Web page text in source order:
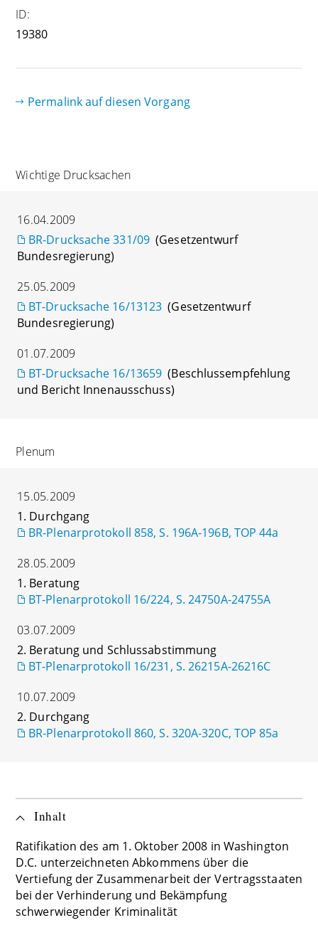
ID:
19380
Permalink auf diesen Vorgang
Wichtige Drucksachen
16.04.2009
BR-Drucksache 331/09 (Gesetzentwurf
Bundesregierung)
25.05.2009
BT-Drucksache 16/13123 (Gesetzentwurf
Bundesregierung)
01.07.2009
BT-Drucksache 16/13659 (Beschlussempfehlung
und Bericht Innenausschuss)
Plenum
15.05.2009
1. Durchgang
BR-Plenarprotokoll 858, S. 196A-196B, TOP 44a
28.05.2009
1. Beratung
BT-Plenarprotokoll 16/224, S. 24750A-24755A
03.07.2009
2. Beratung und Schlussabstimmung
BT-Plenarprotokoll 16/231, S. 26215A-26216C
10.07.2009
2. Durchgang
BR-Plenarprotokoll 860, S. 320A-320C, TOP 85a
Inhalt
Ratifikation des am 1. Oktober 2008 in Washington
D.C. unterzeichneten Abkommens über die
Vertiefung der Zusammenarbeit der Vertragsstaaten
bei der Verhinderung und Bekämpfung
schwerwiegender Kriminalität